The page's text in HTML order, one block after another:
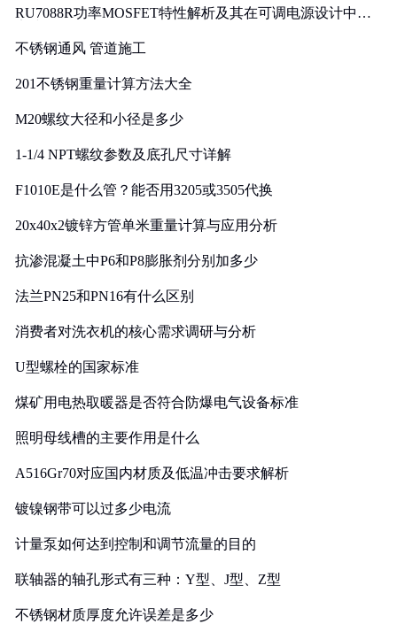
RU7088R功率MOSFET特性解析及其在可调电源设计中的
不锈钢通风 管道施工
201不锈钢重量计算方法大全
M20螺纹大径和小径是多少
1-1/4 NPT螺纹参数及底孔尺寸详解
F1010E是什么管？能否用3205或3505代换
20x40x2镀锌方管单米重量计算与应用分析
抗渗混凝土中P6和P8膨胀剂分别加多少
法兰PN25和PN16有什么区别
消费者对洗衣机的核心需求调研与分析
U型螺栓的国家标准
煤矿用电热取暖器是否符合防爆电气设备标准
照明母线槽的主要作用是什么
A516Gr70对应国内材质及低温冲击要求解析
镀镍钢带可以过多少电流
计量泵如何达到控制和调节流量的目的
联轴器的轴孔形式有三种：Y型、J型、Z型
不锈钢材质厚度允许误差是多少